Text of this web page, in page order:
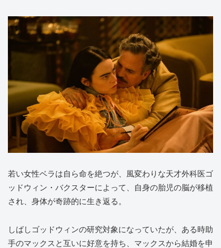
若い女性ベラは自ら命を絶つが、風変わりな天才外科医ゴ
ッドウィン・バクスターによって、自身の胎児の脳が移植
され、身体が奇跡的に生き返る。
しばしゴッドウィンの研究対象になっていたが、ある時助
手のマックスと互いに好意を持ち、マックスから結婚を申